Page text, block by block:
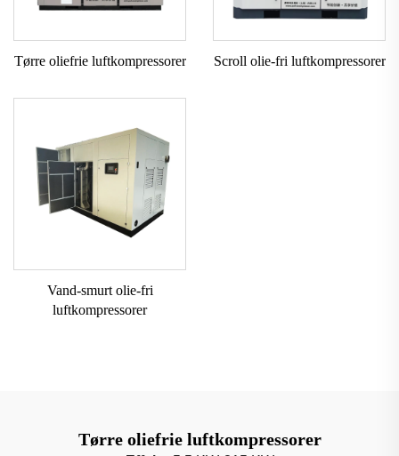
Tørre oliefrie luftkompressorer Scroll olie-fri luftkompressorer
Vand-smurt olie-fri
luftkompressorer
Tørre oliefrie luftkompressorer